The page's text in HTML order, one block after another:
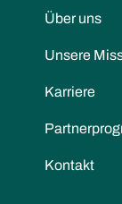
Über uns
Unsere
Karriere
Kontakt